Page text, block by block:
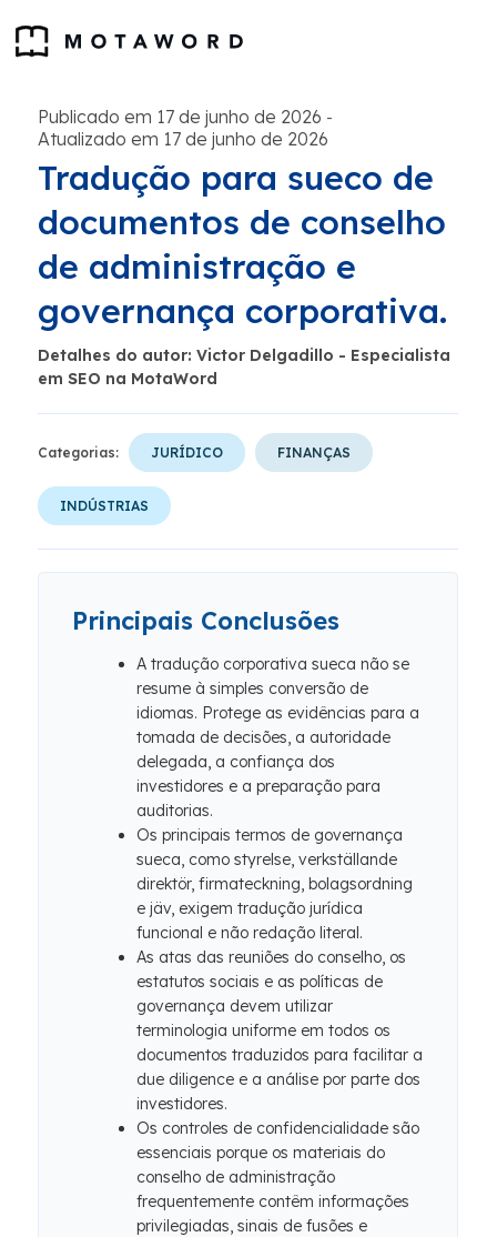
Publicado em 17 de junho de 2026 -
Atualizado em 17 de junho de 2026
Tradução para sueco de
documentos de conselho
de administração e
governança corporativa.
Detalhes do autor: Victor Delgadillo - Especialista
em SEO na MotaWord
Categorias: JURÍDICO FINANÇAS
INDÚSTRIAS
Principais Conclusões
A tradução corporativa sueca não se
resume à simples conversão de
idiomas. Protege as evidências para a
tomada de decisões, a autoridade
delegada, a confiança dos
investidores e a preparação para
auditorias.
Os principais termos de governança
sueca, como styrelse, verkställande
direktör, firmateckning, bolagsordning
e jäv, exigem tradução jurídica
funcional e não redação literal.
As atas das reuniões do conselho, os
estatutos sociais e as políticas de
governança devem utilizar
terminologia uniforme em todos os
documentos traduzidos para facilitar a
due diligence e a análise por parte dos
investidores.
Os controles de confidencialidade são
essenciais porque os materiais do
conselho de administração
frequentemente contêm informações
privilegiadas, sinais de fusões e